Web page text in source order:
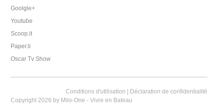
Goolgle+
Youtube
Scoop.it
Paper.li
Oscar Tv Show
Conditions d'utilisation
Déclaration de confidentialité
Copyright 2026 by Milo-One - Vivre en Bateau